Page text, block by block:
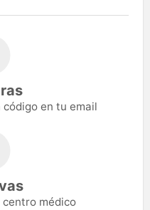
en tu email
médico